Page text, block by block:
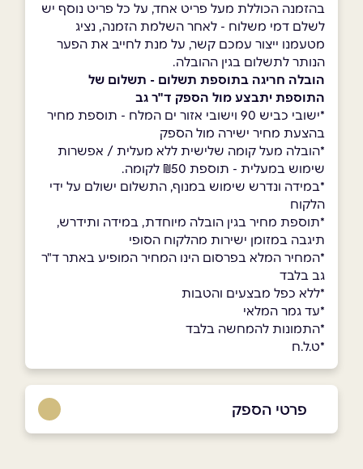
בהזמנה הכוללת מעל פריט אחד, על כל פריט נוסף יש
לשלם דמי משלוח - לאחר השלמת הזמנה, נציג
מטעמנו ייצור עמכם קשר, על מנת לחייב את הפער
הנותר לתשלום בגין ההובלה.
הובלה חריגה בתוספת תשלום - תשלום של
התוספת יתבצע מול הספק ד"ר גב
*ישובי כביש 90 וישובי אזור ים המלח - תוספת מחיר
בהצעת מחיר ישירה מול הספק
*הובלה מעל קומה שלישית ללא מעלית / אפשרות
שימוש במעלית - תוספת ₪50 לקומה.
*במידה ונדרש שימוש במנוף, התשלום ישולם על ידי
הלקוח
*תוספת מחיר בגין הובלה מיוחדת, במידה ותידרש,
תיגבה במזומן ישירות מהלקוח הסופי
*המחיר המלא בפרסום הינו המחיר המופיע באתר ד"ר
גב בלבד
*ללא כפל מבצעים והטבות
*עד גמר המלאי
*התמונות להמחשה בלבד
*ט.ל.ח
פרטי הספק